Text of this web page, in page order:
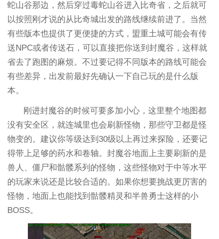
蛇山谷那边，然后穿过毒蛇山谷进入比奇省，之后就可
以按照刚才说的从比奇城出发的路线继续前进了。当然
有些版本也提供了更便捷的方式，盟重土城可能会有传
送NPC或者传送石，可以直接把你送到封魔谷，这样就
省去了跑图的麻烦。不过要记得不同版本的路线可能会
有些差异，出发前最好先确认一下自己玩的是什么版
本。
刚进封魔谷的时候可要多加小心，这里整个地图都
没有安全区，就连城里也会刷新怪物，那些守卫都是怪
物变的。建议你等级达到30级以上再过来探险，还要记
得带上足够的药水和卷轴。封魔谷地面上主要刷新的是
兽人、僵尸和骷髅系列的怪物，这些怪物对于中等水平
的玩家来说还是比较合适的。如果你想要挑战更厉害的
怪物，地面上也能找到骷髅精灵和半兽勇士这样的小
BOSS。